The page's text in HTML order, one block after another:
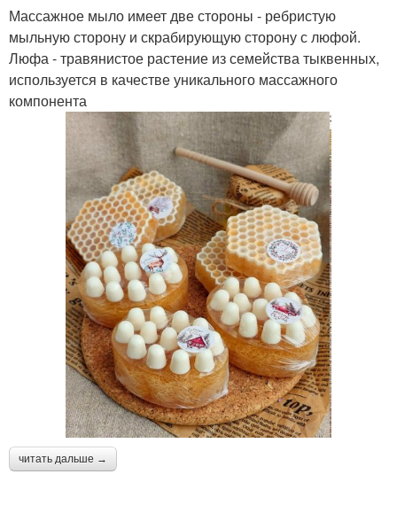
Массажное мыло имеет две стороны - ребристую
мыльную сторону и скрабирующую сторону с люфой.
Люфа - травянистое растение из семейства тыквенных,
используется в качестве уникального массажного
компонента
читать дальше →